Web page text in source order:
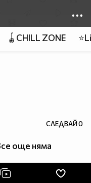
🪀CHILL ZONE
СЛЕДВАЙ0
още няма